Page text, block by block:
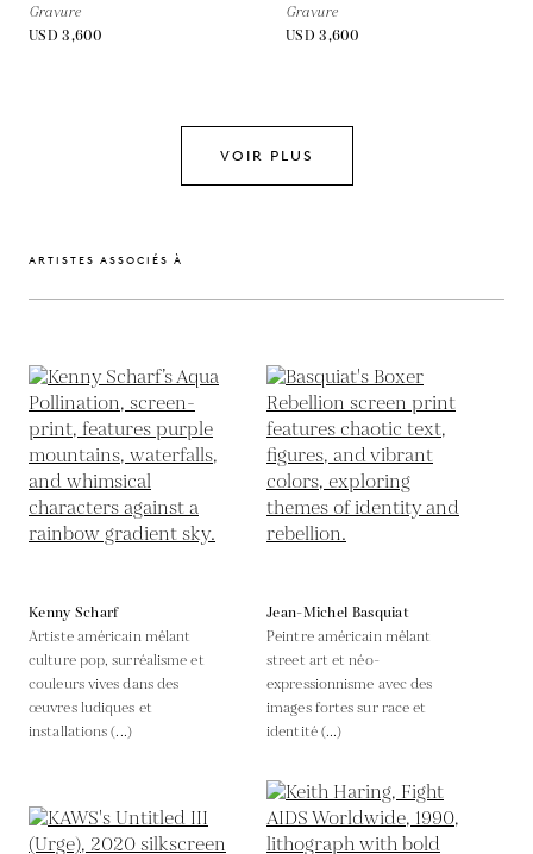
Gravure
USD 3,600
Gravure
USD 3,600
VOIR PLUS
ARTISTES ASSOCIÉS À
Kenny Scharf
Artiste américain mêlant
culture pop, surréalisme et
couleurs vives dans des
œuvres ludiques et
installations (...)
Jean-Michel Basquiat
Peintre américain mêlant
street art et néo-
expressionnisme avec des
images fortes sur race et
identité (...)